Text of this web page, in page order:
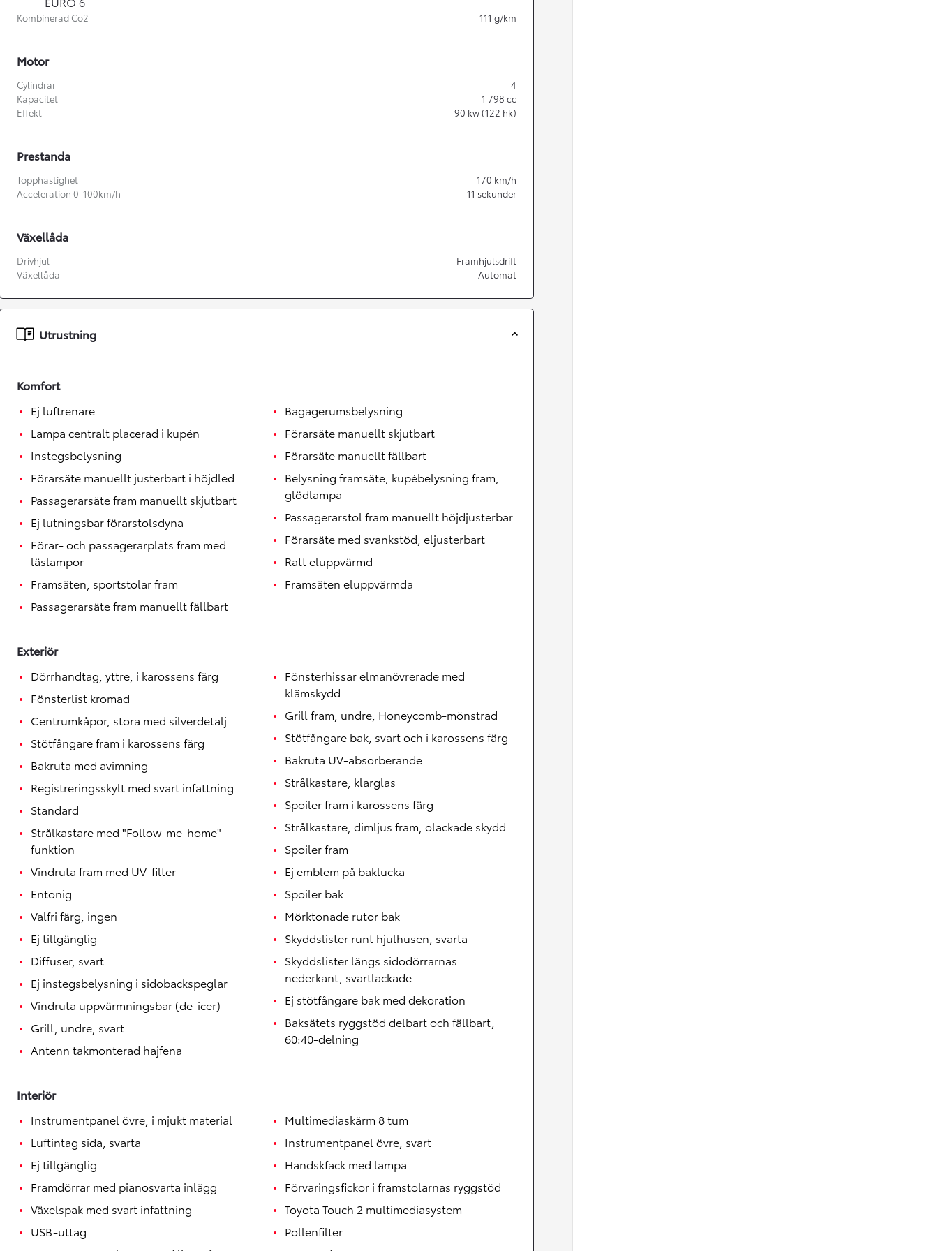
Från 360 900 kr
Från 3 548 kr/mån
Från 350 900 kr
Från 3 450 kr/mån
Nya GR GT
Kombinerad Co2 111 g/km
Motor
Cylindrar
4
Kapacitet
1 798 cc
Effekt
90 kw (122 hk)
Prestanda
Topphastighet 170 km/h
Acceleration 0-100km/h
11 sekunder
Växellåda
Drivhjul
Framhjulsdrift
Växellåda
Automat
Utrustning
Komfort
Ej luftrenare
Lampa centralt placerad i kupén
Instegsbelysning
Förarsäte manuellt justerbart i höjdled
Passagerarsäte fram manuellt skjutbart
Ej lutningsbar förarstolsdyna
Förar- och passagerarplats fram med
läslampor
Framsäten, sportstolar fram
Passagerarsäte fram manuellt fällbart
Bagagerumsbelysning
Förarsäte manuellt skjutbart
Förarsäte manuellt fällbart
Belysning framsäte, kupébelysning fram,
glödlampa
Passagerarstol fram manuellt höjdjusterbar
Förarsäte med svankstöd, eljusterbart
Ratt eluppvärmd
Framsäten eluppvärmda
Exteriör
Dörrhandtag, yttre, i karossens färg
Fönsterlist kromad
Centrumkåpor, stora med silverdetalj
Stötfångare fram i karossens färg
Bakruta med avimning
Registreringsskylt med svart infattning
Standard
Strålkastare med "Follow-me-home"-
funktion
Vindruta fram med UV-filter
Entonig
Valfri färg, ingen
Ej tillgänglig
Diffuser, svart
Ej instegsbelysning i sidobackspeglar
Vindruta uppvärmningsbar (de-icer)
Grill, undre, svart
Antenn takmonterad hajfena
Fönsterhissar elmanövrerade med
klämskydd
Grill fram, undre, Honeycomb-mönstrad
Stötfångare bak, svart och i karossens färg
Bakruta UV-absorberande
Strålkastare, klarglas
Spoiler fram i karossens färg
Strålkastare, dimljus fram, olackade skydd
Spoiler fram
Ej emblem på baklucka
Spoiler bak
Mörktonade rutor bak
Skyddslister runt hjulhusen, svarta
Skyddslister längs sidodörrarnas
nederkant, svartlackade
Ej stötfångare bak med dekoration
Baksätets ryggstöd delbart och fällbart,
60:40-delning
Interiör
Instrumentpanel övre, i mjukt material
Luftintag sida, svarta
Ej tillgänglig
Framdörrar med pianosvarta inlägg
Växelspak med svart infattning
USB-uttag
Multimediaskärm 8 tum
Instrumentpanel övre, svart
Handskfack med lampa
Förvaringsfickor i framstolarnas ryggstöd
Toyota Touch 2 multimediasystem
Pollenfilter